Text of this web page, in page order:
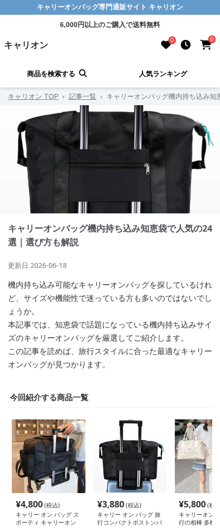
キャリーオンバッグ専門通販サイト キャリオン
6,000円以上のご購入で送料無料
キャリオン 0 0
商品を検索する 人気ランキング
キャリオン TOP › 記事一覧 › キャリーオンバッグ機内持ち込み
キャリーオンバッグ機内持ち込み知恵袋で人気の24
選｜選び方も解説
更新日 2026-06-18
機内持ち込み可能なキャリーオンバッグを探しているけれ
ど、サイズや機能性で迷っている方も多いのではないでし
ょうか。
本記事では、知恵袋で話題になっている機内持ち込みサイ
ズのキャリーオンバッグを厳選してご紹介します。
この記事を読めば、旅行スタイルに合った最適なキャリー
オンバッグが見つかります。
今回紹介する商品一覧
¥4,800(税込)
キャリー オン バッグ ス
ポーティ キャリーオン
¥3,880(税込)
キャリー オン バッグ 旅
行コンパクトボストンバ
¥5,800(税
キャリーオン
行の相棒 多機